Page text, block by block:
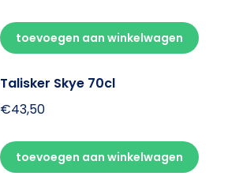
toevoegen aan winkelwagen
Talisker Skye 70cl
€43,50
toevoegen aan winkelwagen